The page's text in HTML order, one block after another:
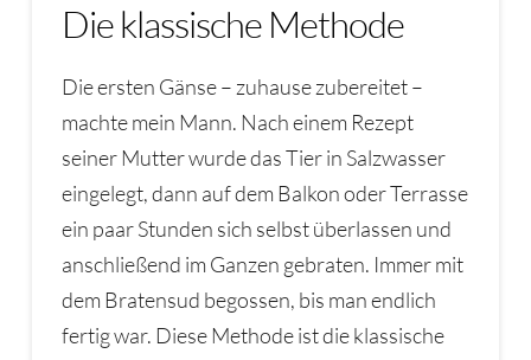
Die klassische Methode
Die ersten Gänse – zuhause zubereitet –
machte mein Mann. Nach einem Rezept
seiner Mutter wurde das Tier in Salzwasser
eingelegt, dann auf dem Balkon oder Terrasse
ein paar Stunden sich selbst überlassen und
anschließend im Ganzen gebraten. Immer mit
dem Bratensud begossen, bis man endlich
fertig war. Diese Methode ist die klassische